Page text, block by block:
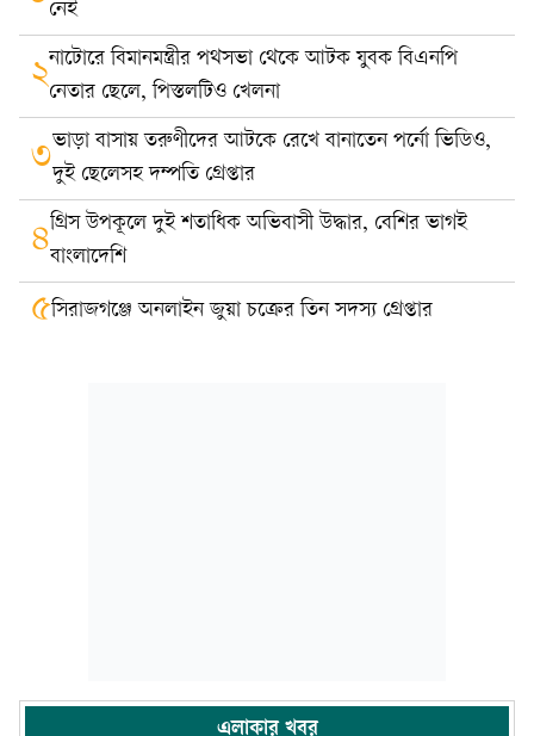
নেই
২নাটোরে বিমানমন্ত্রীর পথসভা থেকে আটক যুবক বিএনপি
নেতার ছেলে, পিস্তলটিও খেলনা
৩ভাড়া বাসায় তরুণীদের আটকে রেখে বানাতেন পর্নো ভিডিও,
দুই ছেলেসহ দম্পতি গ্রেপ্তার
৪গ্রিস উপকূলে দুই শতাধিক অভিবাসী উদ্ধার, বেশির ভাগই
বাংলাদেশি
৫সিরাজগঞ্জে অনলাইন জুয়া চক্রের তিন সদস্য গ্রেপ্তার
এলাকার খবর